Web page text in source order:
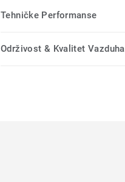
Tehničke Performanse
Održivost & Kvalitet Vazduha